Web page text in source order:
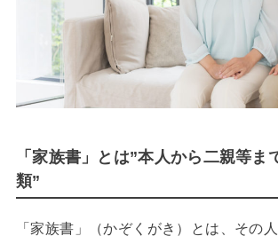
「家族書」とは”本人から二親等ま
類”
「家族書」（かぞくがき）とは、その